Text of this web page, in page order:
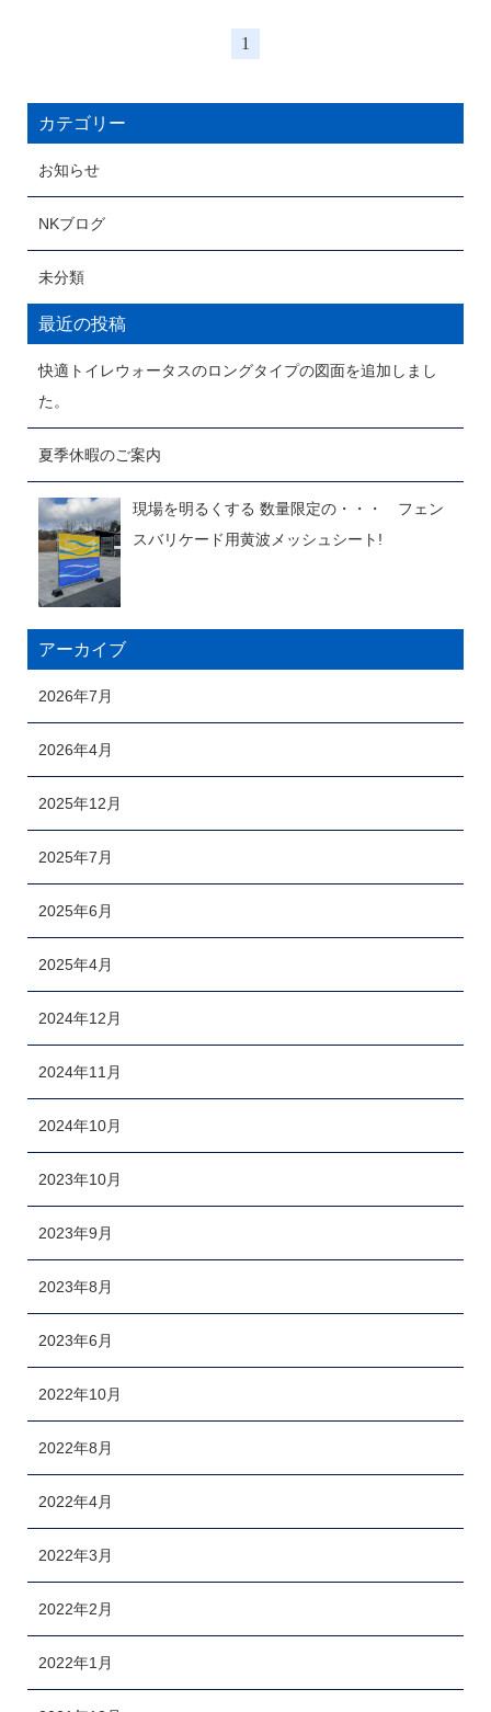
1
カテゴリー
お知らせ
NKブログ
未分類
最近の投稿
快適トイレウォータスのロングタイプの図面を追加しまし
た。
夏季休暇のご案内
現場を明るくする 数量限定の・・・ フェン
スバリケード用黄波メッシュシート!
アーカイブ
2026年7月
2026年4月
2025年12月
2025年7月
2025年6月
2025年4月
2024年12月
2024年11月
2024年10月
2023年10月
2023年9月
2023年8月
2023年6月
2022年10月
2022年8月
2022年4月
2022年3月
2022年2月
2022年1月